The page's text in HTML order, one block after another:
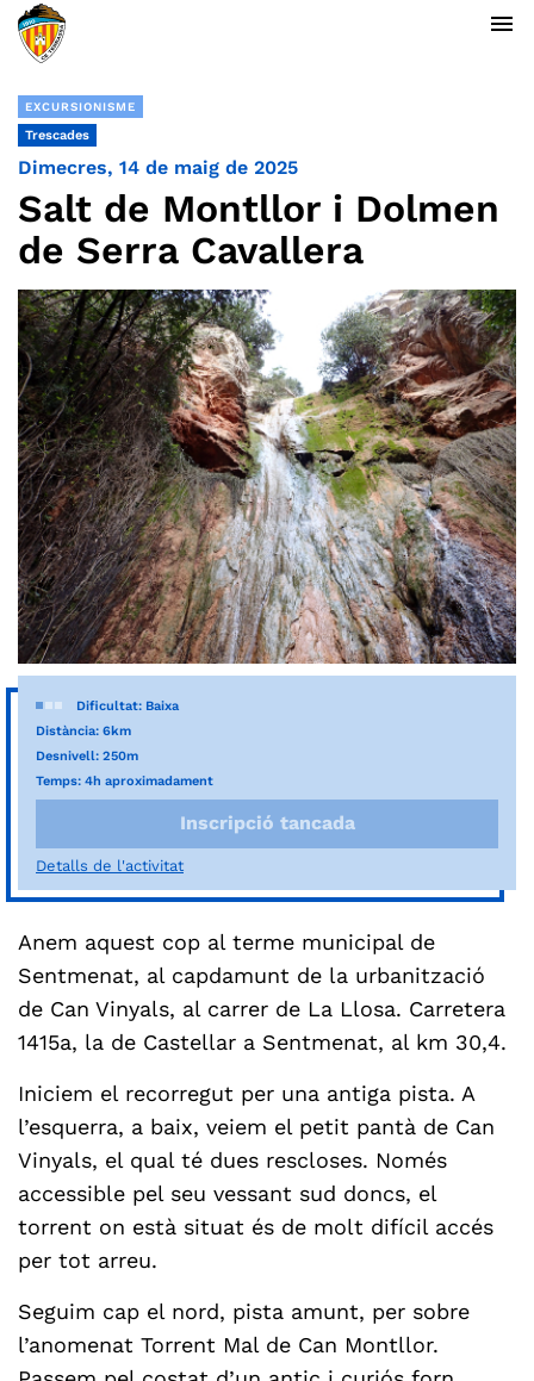
menu
EXCURSIONISME
Trescades
Dimecres, 14 de maig de 2025
Salt de Montllor i Dolmen
de Serra Cavallera
Dificultat: Baixa
Distància: 6km
Desnivell: 250m
Temps: 4h aproximadament
Inscripció tancada
Detalls de l'activitat
Anem aquest cop al terme municipal de
Sentmenat, al capdamunt de la urbanització
de Can Vinyals, al carrer de La Llosa. Carretera
1415a, la de Castellar a Sentmenat, al km 30,4.
Iniciem el recorregut per una antiga pista. A
l’esquerra, a baix, veiem el petit pantà de Can
Vinyals, el qual té dues rescloses. Només
accessible pel seu vessant sud doncs, el
torrent on està situat és de molt difícil accés
per tot arreu.
Seguim cap el nord, pista amunt, per sobre
l’anomenat Torrent Mal de Can Montllor.